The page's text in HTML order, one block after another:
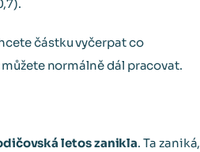
částku vyčerpat co
normálně dál pracovat.
letos zanikla. Ta zaniká,